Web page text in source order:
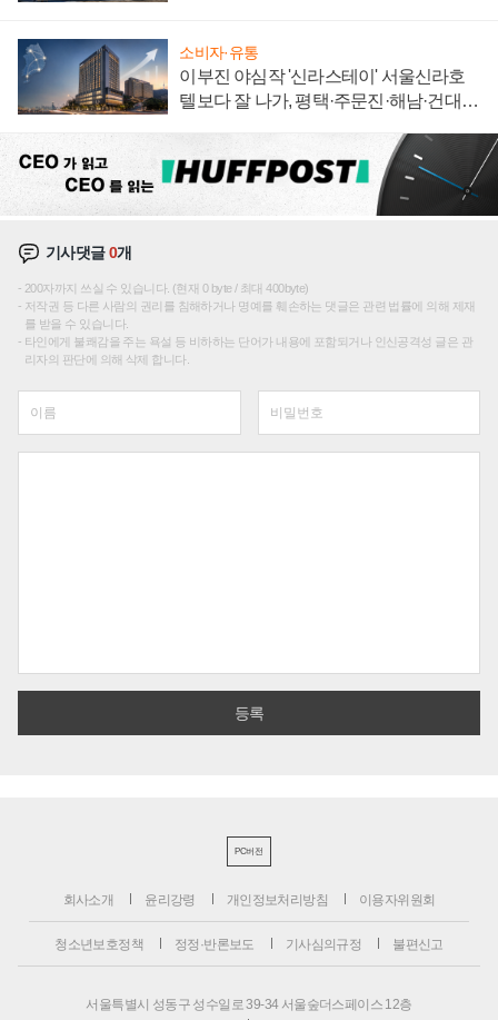
소비자·유통
이부진 야심작 '신라스테이' 서울신라호
텔보다 잘 나가, 평택·주문진·해남·건대로
기사댓글0개
200자까지 쓰실 수 있습니다. (현재 0 byte / 최대 400byte)
저작권 등 다른 사람의 권리를 침해하거나 명예를 훼손하는 댓글은 관련 법률에 의해 제재
를 받을 수 있습니다.
타인에게 불쾌감을 주는 욕설 등 비하하는 단어가 내용에 포함되거나 인신공격성 글은 관
리자의 판단에 의해 삭제 합니다.
PC버전
회사소개 윤리강령 개인정보처리방침 이용자위원회
청소년보호정책 정정·반론보도 기사심의규정 불편신고
서울특별시 성동구 성수일로 39-34 서울숲더스페이스 12층